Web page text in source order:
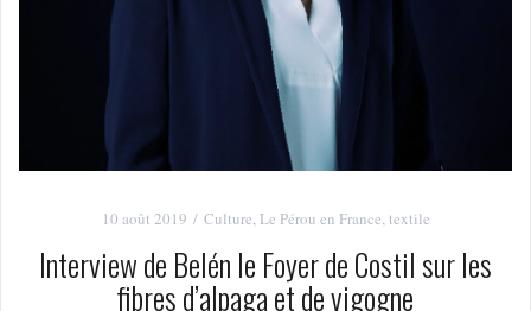
10 août 2019 Culture, Le Pérou en France,textile
Interview de Belén le Foyer de Costil sur les
fibres d’alpaga et de vigogne